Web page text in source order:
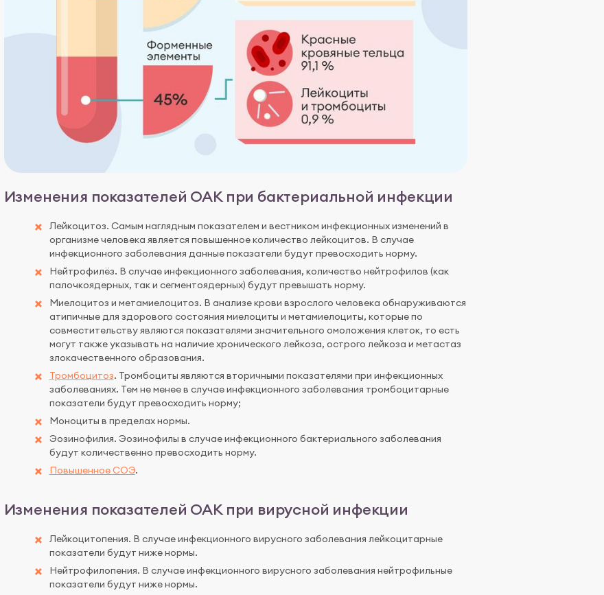
Изменения показателей ОАК при бактериальной инфекции
Лейкоцитоз. Самым наглядным показателем и вестником инфекционных изменений в
организме человека является повышенное количество лейкоцитов. В случае
инфекционного заболевания данные показатели будут превосходить норму.
Нейтрофилёз. В случае инфекционного заболевания, количество нейтрофилов (как
палочкоядерных, так и сегментоядерных) будут превышать норму.
Миелоцитоз и метамиелоцитоз. В анализе крови взрослого человека обнаруживаются
атипичные для здорового состояния миелоциты и метамиелоциты, которые по
совместительству являются показателями значительного омоложения клеток, то есть
могут также указывать на наличие хронического лейкоза, острого лейкоза и метастаз
злокачественного образования.
Тромбоцитоз. Тромбоциты являются вторичными показателями при инфекционных
заболеваниях. Тем не менее в случае инфекционного заболевания тромбоцитарные
показатели будут превосходить норму;
Моноциты в пределах нормы.
Эозинофилия. Эозинофилы в случае инфекционного бактериального заболевания
будут количественно превосходить норму.
Повышенное СОЭ.
Изменения показателей ОАК при вирусной инфекции
Лейкоцитопения. В случае инфекционного вирусного заболевания лейкоцитарные
показатели будут ниже нормы.
Нейтрофилопения. В случае инфекционного вирусного заболевания нейтрофильные
показатели будут ниже нормы.